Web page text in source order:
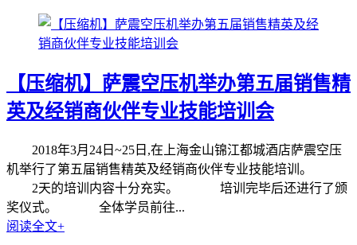
【压缩机】萨震空压机举办第五届销售精
英及经销商伙伴专业技能培训会
2018年3月24日~25日,在上海金山锦江都城酒店萨震空压
机举行了第五届销售精英及经销商伙伴专业技能培训。
2天的培训内容十分充实。 培训完毕后还进行了颁
奖仪式。 全体学员前往...
阅读全文+